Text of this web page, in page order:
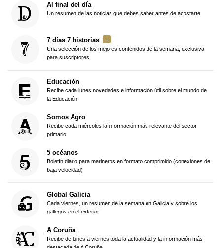
Al final del día
Un resumen de las noticias que debes saber antes de acostarte
7 días 7 historias
Una selección de los mejores contenidos de la semana, exclusiva
para suscriptores
Educación
Recibe cada lunes novedades e información útil sobre el mundo de
la Educación
Somos Agro
Recibe cada miércoles la información más relevante del sector
primario
5 océanos
Boletín diario para marineros en formato comprimido (conexiones de
baja velocidad)
Global Galicia
Cada viernes, un resumen de la semana en Galicia y sobre los
gallegos en el exterior
A Coruña
Recibe de lunes a viernes toda la actualidad y la información más